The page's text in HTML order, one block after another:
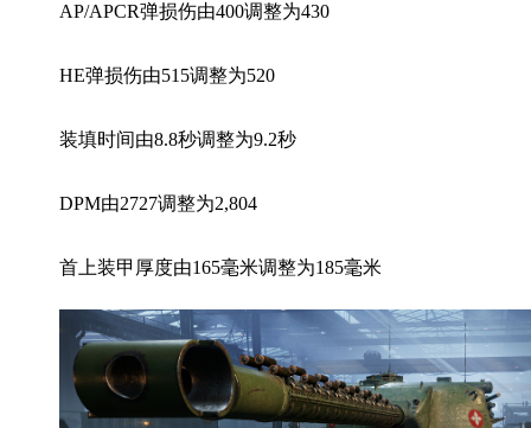
AP/APCR弹损伤由400调整为430
HE弹损伤由515调整为520
装填时间由8.8秒调整为9.2秒
DPM由2727调整为2,804
首上装甲厚度由165毫米调整为185毫米